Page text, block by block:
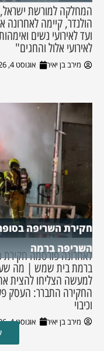
המחלקה למורשת
הולנדר, קיימה לאחרונה
ועד לאירועי נשים
לאירועי אלול והחגים"
מירב בן יאיר אוגוסט 4, 2026
חקירת השריפה
השריפה ברמה
לאחרונה פורסמה חקירת
ברמת בית שמש | מה
למעשה הצליחו להצית
החקירה התברר: העסק
וכיבוי
מירב בן יאיר אוגוסט 4, 2026